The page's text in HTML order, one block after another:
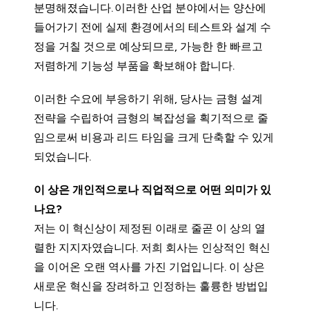
분명해졌습니다. 이러한 산업 분야에서는 양산에
들어가기 전에 실제 환경에서의 테스트와 설계 수
정을 거칠 것으로 예상되므로, 가능한 한 빠르고
저렴하게 기능성 부품을 확보해야 합니다.
이러한 수요에 부응하기 위해, 당사는 금형 설계
전략을 수립하여 금형의 복잡성을 획기적으로 줄
임으로써 비용과 리드 타임을 크게 단축할 수 있게
되었습니다.
이 상은 개인적으로나 직업적으로 어떤 의미가 있
나요?
저는 이 혁신상이 제정된 이래로 줄곧 이 상의 열
렬한 지지자였습니다. 저희 회사는 인상적인 혁신
을 이어온 오랜 역사를 가진 기업입니다. 이 상은
새로운 혁신을 장려하고 인정하는 훌륭한 방법입
니다.